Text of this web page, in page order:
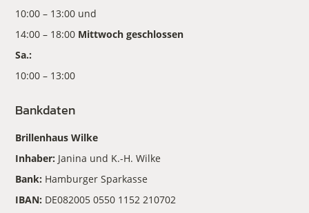
10:00 – 13:00 und
14:00 – 18:00 Mittwoch geschlossen
Sa.:
10:00 – 13:00
Bankdaten
Brillenhaus Wilke
Inhaber: Janina und K.-H. Wilke
Bank: Hamburger Sparkasse
IBAN: DE082005 0550 1152 210702